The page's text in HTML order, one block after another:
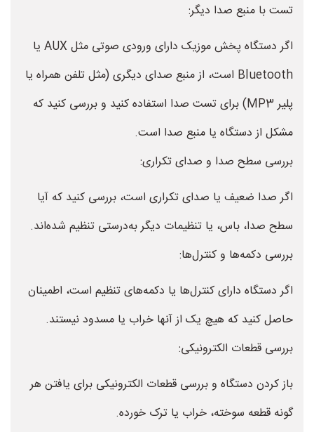
تست با منبع صدا دیگر:
اگر دستگاه پخش موزیک دارای ورودی صوتی مثل AUX یا
Bluetooth است، از منبع صدای دیگری (مثل تلفن همراه یا
پلیر MP3) برای تست صدا استفاده کنید و بررسی کنید که
مشکل از دستگاه یا منبع صدا است.
بررسی سطح صدا و صدای تکراری:
اگر صدا ضعیف یا صدای تکراری است، بررسی کنید که آیا
سطح صدا، باس، یا تنظیمات دیگر به‌درستی تنظیم شده‌اند.
بررسی دکمه‌ها و کنترل‌ها:
اگر دستگاه دارای کنترل‌ها یا دکمه‌های تنظیم است، اطمینان
حاصل کنید که هیچ یک از آنها خراب یا مسدود نیستند.
بررسی قطعات الکترونیکی:
باز کردن دستگاه و بررسی قطعات الکترونیکی برای یافتن هر
گونه قطعه سوخته، خراب یا ترک خورده.